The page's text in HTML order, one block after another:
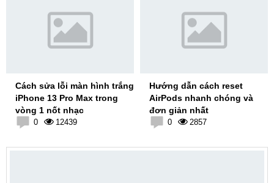
Cách sửa lỗi màn hình trắng
iPhone 13 Pro Max trong
vòng 1 nốt nhạc
0 12439
Hướng dẫn cách reset
AirPods nhanh chóng và
đơn giản nhất
0 2857